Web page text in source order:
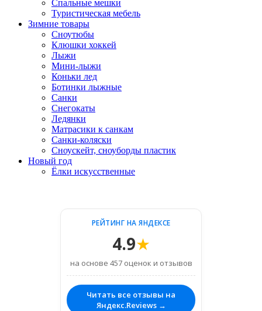
Спальные мешки
Туристическая мебель
Зимние товары
Сноутюбы
Клюшки хоккей
Лыжи
Мини-лыжи
Коньки лед
Ботинки лыжные
Санки
Снегокаты
Ледянки
Матрасики к санкам
Санки-коляски
Сноускейт, сноуборды пластик
Новый год
Ёлки искусственные
РЕЙТИНГ НА ЯНДЕКСЕ
4.9★
на основе 457 оценок и отзывов
Читать все отзывы на
Яндекс.Reviews →